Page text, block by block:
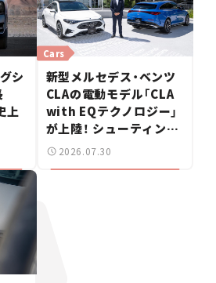
シ
上
Cars
新型メルセデス・ベンツ
CLAの電動モデル「CLA
with EQテクノロジー」
が上陸！ シューティング
ブレークも発売【新車ニ
2026.07.30